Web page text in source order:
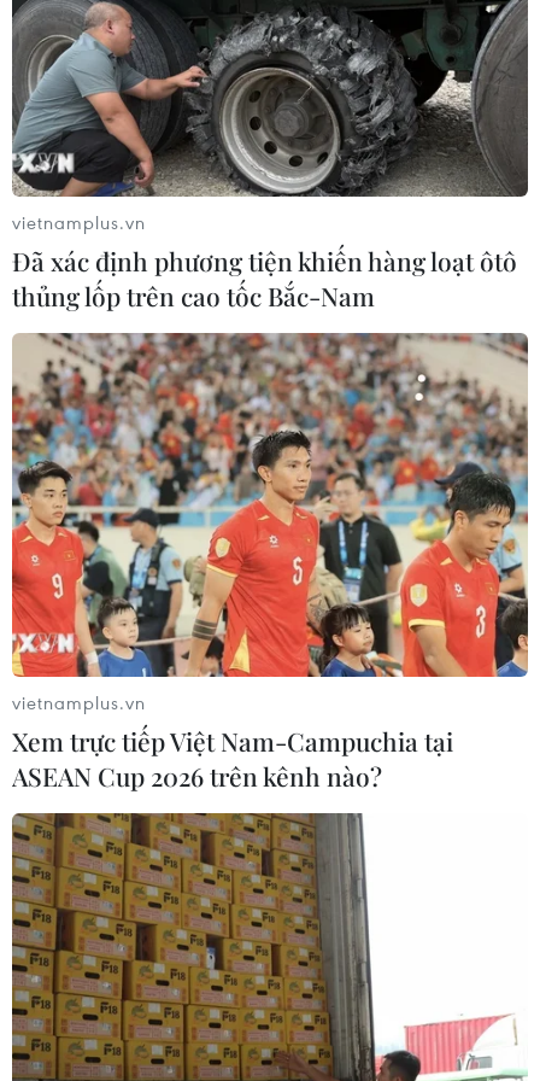
#Cập nhật tình hình #Tình hình dịch bệnh
#COVID-19
#Vaccine
#Lào Lào
Theo dõi VietnamPlus
vietnamplus.vn
Đã xác định phương tiện khiến hàng loạt ôtô
thủng lốp trên cao tốc Bắc-Nam
vietnamplus.vn
Xem trực tiếp Việt Nam-Campuchia tại
ASEAN Cup 2026 trên kênh nào?